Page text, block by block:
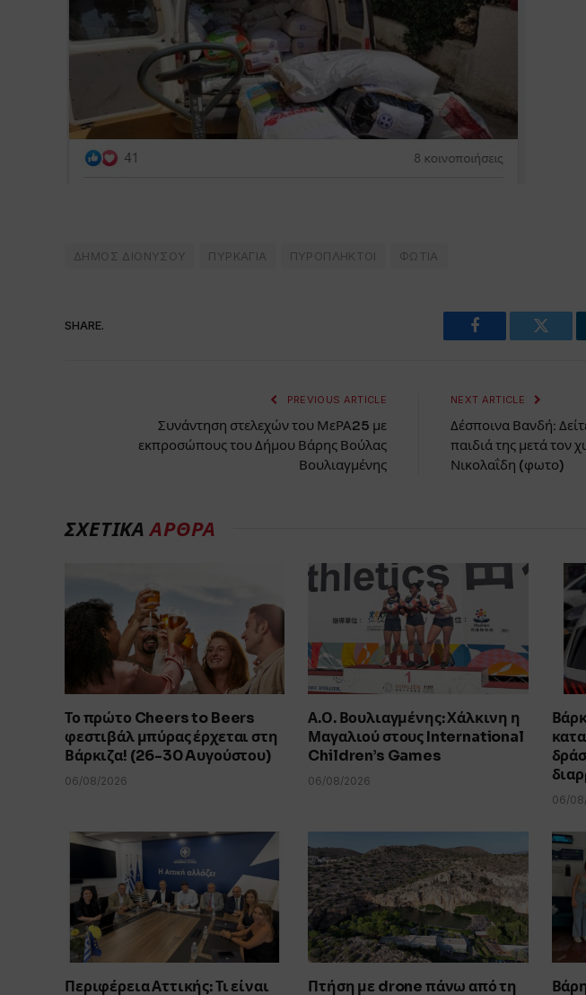
ΔΗΜΟΣ ΔΙΟΝΥΣΟΥ ΠΥΡΚΑΓΙΑ ΠΥΡΟΠΛΗΚΤΟΙ ΦΩΤΙΑ
SHARE.
Facebook Twitter
PREVIOUS ARTICLE
Συνάντηση στελεχών του ΜεΡΑ25 με
εκπροσώπους του Δήμου Βάρης Βούλας
Βουλιαγμένης
NEXT ARTICLE
Δέσποινα Βανδή:
παιδιά της μετά τον
Νικολαΐδη (φωτο)
ΣΧΕΤΙΚΑΑΡΘΡΑ
Το πρώτο Cheers to Beers
φεστιβάλ μπύρας έρχεται στη
Βάρκιζα! (26-30 Aυγούστου)
06/08/2026
Α.Ο. Βουλιαγμένης: Χάλκινη η
Μαγαλιού στους International
Children’s Games
06/08/2026
06/
Περιφέρεια Αττικής: Τι είναι Πτήση με drone πάνω από τη